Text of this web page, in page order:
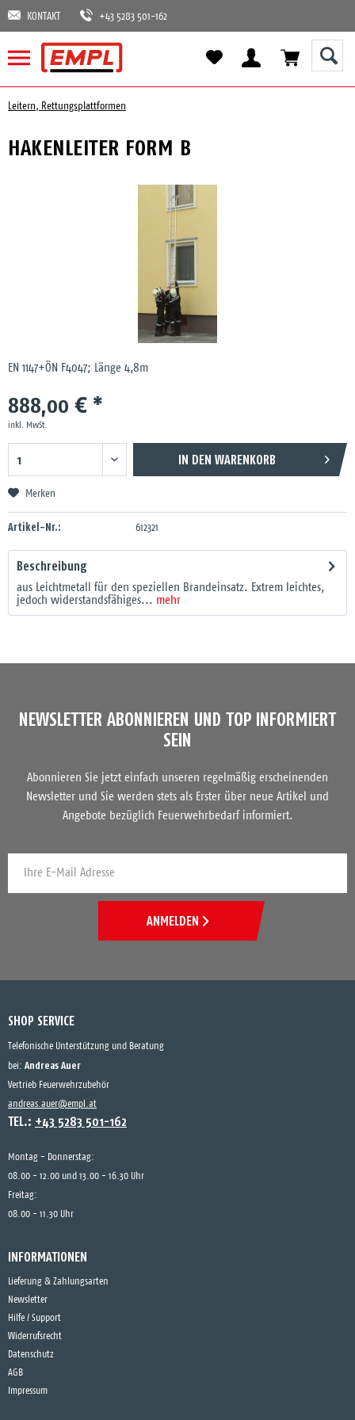
KONTAKT +43 5283 501-162
Leitern, Rettungsplattformen
HAKENLEITER FORM B
EN 1147+ÖN F4047; Länge 4,8m
888,00 € *
inkl. MwSt.
IN DEN WARENKORB
Merken
Artikel-Nr.: 612321
Beschreibung
aus Leichtmetall für den speziellen Brandeinsatz. Extrem leichtes,
jedoch widerstandsfähiges... mehr
NEWSLETTER ABONNIEREN UND TOP INFORMIERT
SEIN
Abonnieren Sie jetzt einfach unseren regelmäßig erscheinenden
Newsletter und Sie werden stets als Erster über neue Artikel und
Angebote bezüglich Feuerwehrbedarf informiert.
ANMELDEN
SHOP SERVICE
Telefonische Unterstützung und Beratung
bei: Andreas Auer
Vertrieb Feuerwehrzubehör
andreas.auer@empl.at
TEL.: +43 5283 501-162
Montag - Donnerstag:
08.00 - 12.00 und 13.00 - 16.30 Uhr
Freitag:
08.00 - 11.30 Uhr
INFORMATIONEN
Lieferung & Zahlungsarten
Newsletter
Hilfe / Support
Widerrufsrecht
Datenschutz
AGB
Impressum